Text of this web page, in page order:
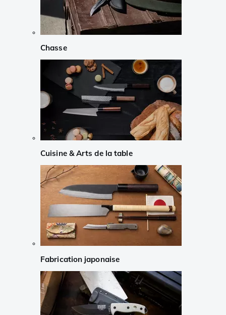
Chasse
Cuisine & Arts de la table
Fabrication japonaise